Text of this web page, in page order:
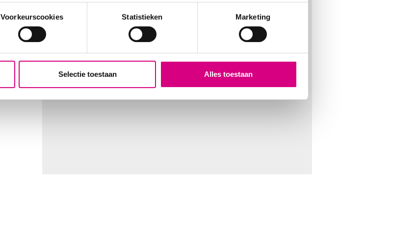
Voorkeurscookies Statistieken Marketing
Selectie toestaan Alles toestaan